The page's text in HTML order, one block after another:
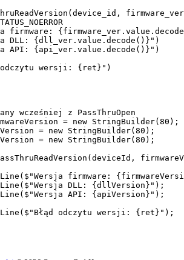
firmware:
DLL: {dll_ver.value.decode()}")
API: {api_ver.value.decode()}")
wersji: {ret}")
wcześniej z PassThruOpen
= new StringBuilder(80);
= new StringBuilder(80);
= new StringBuilder(80);
firmware:
DLL: {dllVersion}");
API: {apiVersion}");
odczytu wersji: {ret}");